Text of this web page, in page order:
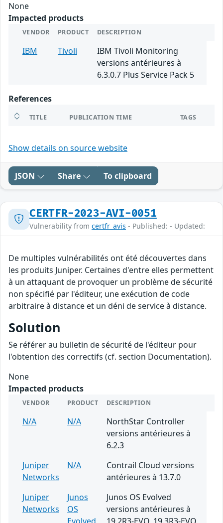
None
Impacted products
VENDOR PRODUCT DESCRIPTION
IBM Tivoli
IBM Tivoli Monitoring
versions antérieures à
6.3.0.7 Plus Service Pack 5
References
TITLE PUBLICATION TIME TAGS
Show details on source website
JSON Share To clipboard
CERTFR-2023-AVI-0051
Vulnerability from certfr_avis - Published: - Updated:
De multiples vulnérabilités ont été découvertes dans
les produits Juniper. Certaines d'entre elles permettent
à un attaquant de provoquer un problème de sécurité
non spécifié par l'éditeur, une exécution de code
arbitraire à distance et un déni de service à distance.
Solution
Se référer au bulletin de sécurité de l'éditeur pour
l'obtention des correctifs (cf. section Documentation).
None
Impacted products
VENDOR PRODUCT DESCRIPTION
N/A N/A
NorthStar Controller
versions antérieures à
6.2.3
Juniper
Networks
N/A
Contrail Cloud versions
antérieures à 13.7.0
Juniper
Networks
Junos
OS
Junos OS Evolved
versions antérieures à